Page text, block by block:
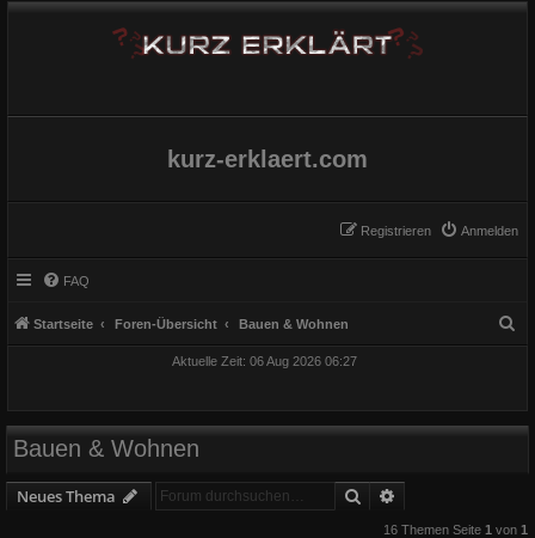
kurz-erklaert.com
Anmelden
Registrieren
FAQ
Startseite Foren-Übersicht Bauen & Wohnen
Aktuelle Zeit: 06 Aug 2026 06:27
Bauen & Wohnen
Neues Thema Suche
16 Themen Seite 1 von 1